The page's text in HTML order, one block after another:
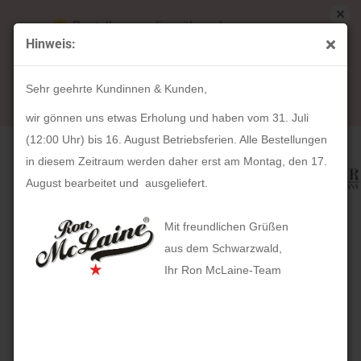
Hinweis:
Sehr geehrte Kundinnen & Kunden,
wir gönnen uns etwas Erholung und haben vom 31. Juli
(12:00 Uhr) bis 16. August Betriebsferien. Alle Bestellungen
in diesem Zeitraum werden daher erst am Montag, den 17.
August bearbeitet und ausgeliefert.
Mit freundlichen Grüßen
aus dem Schwarzwald,
Ihr Ron McLaine-Team
Bestellungen die während unserer
Betriebsferien (31. Juli ab 12:00 Uhr bis 16.
August) aufgegeben werden, werden ab Montag,
17. August bearbeitet und versendet.
« Erster « zurück weiter »
Letzter »
Artikel in dieser Kategorie
Leder Krokooptik schwarz (5-teilig)